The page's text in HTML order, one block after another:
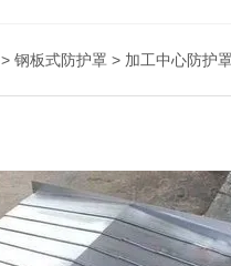
> 钢板式防护罩 > 加工中心防护